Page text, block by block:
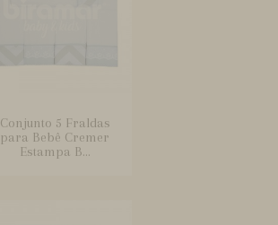
Conjunto 5 Fraldas
para Bebê Cremer
Estampa B...